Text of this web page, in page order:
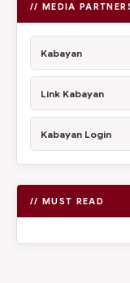
// MEDIA
Kabayan
Link Kabayan
Kabayan Login
// MUST READ